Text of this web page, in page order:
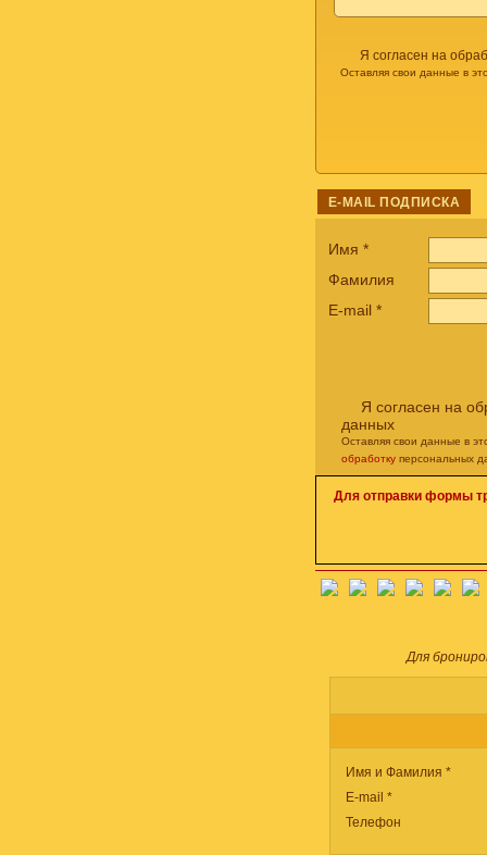
Я согласен на
Оставляя свои данные в
E-MAIL ПОДПИСКА
Имя *
Фамилия
E-mail *
Я согласен на
данных
Оставляя свои данные в
обработку персональных
Для отправки формы
Для
Имя и Фамилия *
E-mail *
Телефон